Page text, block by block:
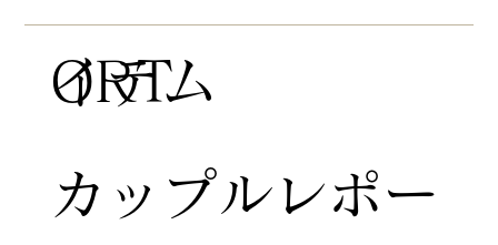
ORT
​カップルレポー
イテム